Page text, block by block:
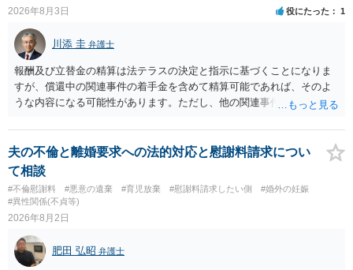
今後のことを考えて書いてもらうか否かを検討するのがよいと思いま
す。今ある証拠以上のことを証明（証明力を強めることも含む）でき
るのであれば，前向きに検討を進めるという考え方でもよいでしょ
う。慰謝料請求としては証拠として使えることが前提であり，その価
値と夫との関係との均衡のように思います。 ③行政書士に委任をして
いるのであれば，どのような内容の委任なのか不明ですが，その行政
書士との協議になると思います。請求するか，訴訟にするか，その点
の見極めや，相手方は性交類似行為は認めているのか，それさえも否
定しているのかによって，考え方・進め方は変わってくると思いま
す。 ④性交類似行為を認めているにもかかわらず支払を拒否するので
あれば，本人（行政書士でも同じだと思います。）への対応ではあま
り変わらないように思います。減額で折り合えるなら本人様の交渉で
もよいように思いますが，ゼロかどうかの観点であれば，訴訟に進む
しかなくなるようにも思います。そうしますと，お近くの弁護士に相
談して進めることを検討した方がよいようにも思います。
2026年8月3日 役にたった 1
川添 圭 弁護士
報酬及び立替金の精算は法テラスの決定と指示に基づくことになりま
すが、償還中の関連事件の着手金を含めて精算可能であれば、そのよ
うな内容になる可能性があります。ただし、他の関連事件でも相手方
情によって対応が違いますので、法テラスへお尋ねいただいた方が確
実です。
夫の不倫と離婚要求への法的対応と慰謝料請求につい
て相談
#不倫慰謝料 #悪意の遺棄 #育児放棄 #慰謝料請求したい側
#婚外の妊娠
#異性関係(不貞等)
2026年8月2日
肥田 弘昭 弁護士